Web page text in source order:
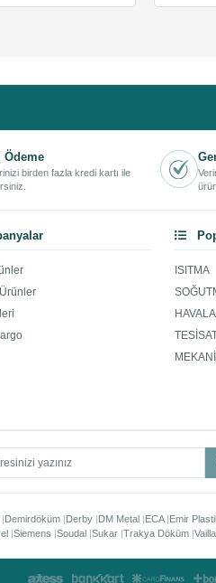
Ödeme
birden fazla kredi kartı ile
ISITMA
Demirdöküm Derby DM Metal ECA Emir
Siemens Soudal Sukar Trakya Döküm